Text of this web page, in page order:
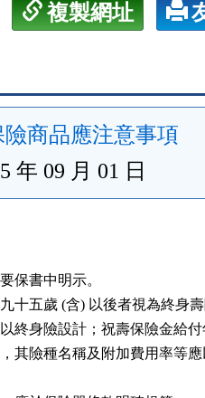
複製網址
險商品應注意事項
年 09 月 01 日
保書中明示。
十五歲 (含) 以後者視為終身
以終身險設計；祝壽保險金給
，其險種名稱及附加費用率等